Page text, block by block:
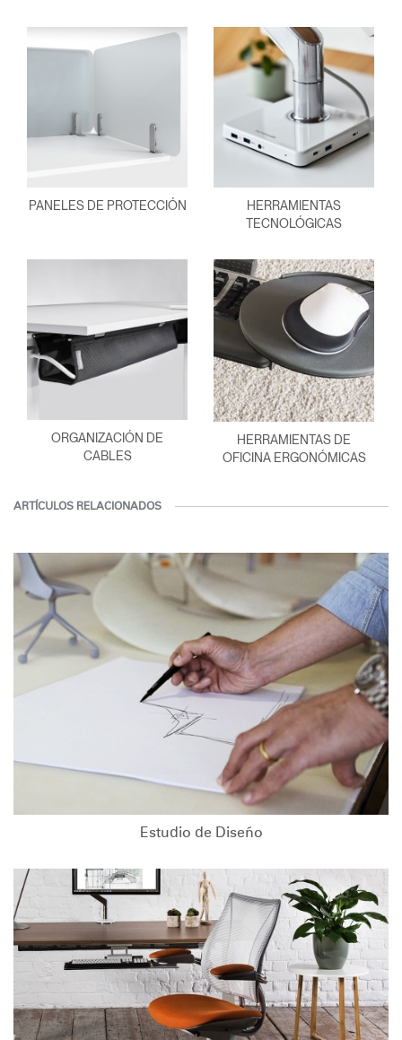
PANELES DE PROTECCIÓN
HERRAMIENTAS
TECNOLÓGICAS
ORGANIZACIÓN DE
CABLES
HERRAMIENTAS DE
OFICINA ERGONÓMICAS
ARTÍCULOS RELACIONADOS
Estudio de Diseño